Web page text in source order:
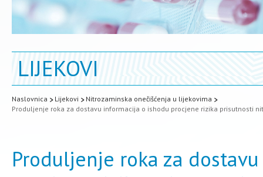
LIJEKOVI
Naslovnica Lijekovi
Nitrozaminska onečišćenja u lijekovima
Produljenje roka za dostavu informacija o ishodu procjene rizika prisutnosti
Produljenje roka za